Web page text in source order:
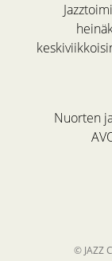
Nuorten
© JAZZ